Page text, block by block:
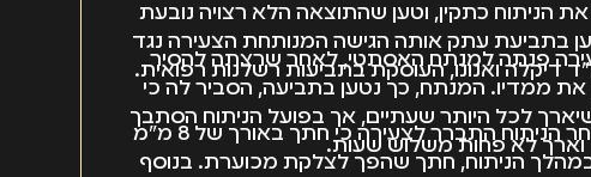
הניתוח כתקין, וטען שהתוצאה הלא רצויה נובעת
בתביעת עתק אותה הגישה המנותחת הצעירה נגד
דיקלה ואנונו, העוסקת בתביעות רשלנות רפואית.
פנתה למנתח האסתטי, לאחר שרצתה להסיר
את ממדיו. המנתח, כך נטען בתביעה, הסביר לה כי
לכל היותר שעתיים, אך בפועל הניתוח הסתבך
וארך לא פחות משלוש שעות.
לדברי עו"ד ואנונו, לאחר הניתוח התברר לצעירה כי חתך באורך של 8 מ"מ
הניתוח, חתך שהפך לצלקת מכוערת. בנוסף